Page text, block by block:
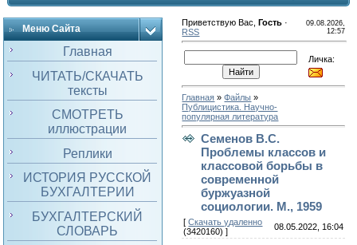
Меню Сайта
Главная
ЧИТАТЬ/СКАЧАТЬ
тексты
СМОТРЕТЬ
иллюстрации
Реплики
ИСТОРИЯ РУССКОЙ
БУХГАЛТЕРИИ
БУХГАЛТЕРСКИЙ
СЛОВАРЬ
Приветствую Вас ,Гость ·
RSS
09.08.2026,
12:57
Личка:
Главная »Файлы »
Публицистика. Научно-
популярная литература
Семенов В.С.
Проблемы классов и
классовой борьбы в
современной
буржуазной
социологии. М., 1959
[Скачать удаленно
(3420160) ]
08.05.2022, 16:04